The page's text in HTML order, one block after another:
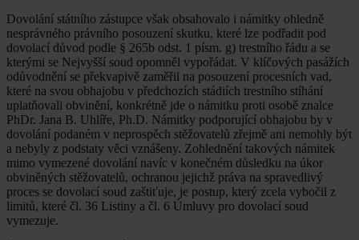
Dovolání státního zástupce však obsahovalo i námitky ohledně
nesprávného právního posouzení skutku, které lze podřadit pod
dovolací důvod podle § 265b odst. 1 písm. g) trestního řádu a se
kterými se Nejvyšší soud opomněl vypořádat. V klíčových pasážích
odůvodnění se překvapivě zaměřil na posouzení procesních vad,
které na svou obhajobu v předchozích stádiích trestního stíhání
uplatňovali obvinění, konkrétně jde o námitku proti osobě znalce
PhDr. Jana B. Uhlíře, Ph.D. Námitky podporující obhajobu by v
dovolání podaném v neprospěch stěžovatelů zřejmě ani nemohly být
a nebyly z podstaty věci vznášeny. Zohlednění takových námitek
mimo vymezené dovolání navíc v konečném důsledku na úkor
obviněných stěžovatelů, ochranou jejichž práva na spravedlivý
proces se dovolací soud zaštiťuje, je postup, který zcela vybočil z
limitů, které čl. 36 Listiny a čl. 6 Úmluvy pro dovolací soud
vymezuje.